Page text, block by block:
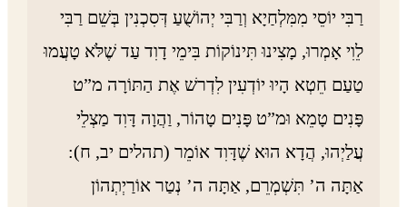
רַבִּי יוֹסֵי מִמִּלְחַיָא וְרַבִּי יְהוֹשֻׁעַ דְּסִכְנִין בְּשֵׁם רַבִּי
לֵוִי אָמְרוּ, מָצִינוּ תִּינוֹקוֹת בִּימֵי דָוִד עַד שֶׁלֹּא טָעֲמוּ
טַעַם חֵטְא הָיוּ יוֹדְעִין לִדְרשׁ אֶת הַתּוֹרָה מ”ט
פָּנִים טָמֵא וּמ”ט פָּנִים טָהוֹר, וַהֲוָה דָּוִד מַצְלֵי
עֲלַיְהוּ, הֲדָא הוּא שֶׁדָּוִד אוֹמֵר (תהלים יב, ח):
אַתָּה ה’ תִּשְׁמְרֵם, אַתָּה ה’ נְטַר אוֹרַיְתְהוֹן